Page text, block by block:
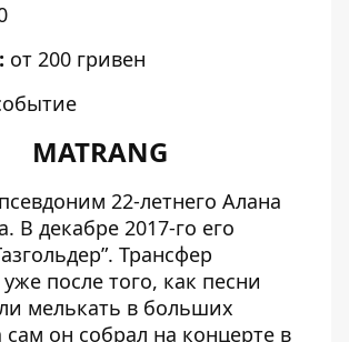
от 200 гривен
MATRANG
22-летнего Алана
В декабре 2017-го его
Трансфер
после того, как песни
мелькать в больших
сам он собрал на концерте в